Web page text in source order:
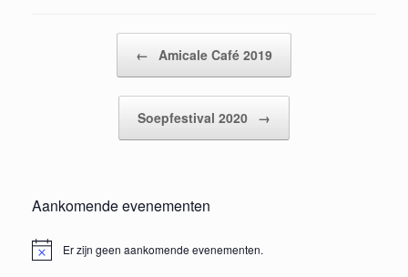
← Amicale Café 2019
Soepfestival 2020 →
Aankomende evenementen
BerichtEr zijn geen aankomende evenementen.